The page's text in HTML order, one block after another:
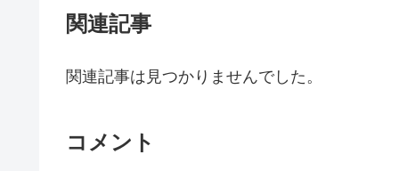
関連記事
関連記事は見つかりませんでした。
コメント